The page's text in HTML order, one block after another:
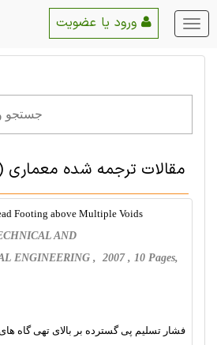
منو
اصلی
مقالات ترجمه شده معماری
Footing above Multiple Voids
AND
ENGINEERING , 2007 , 10 Pages,
فشار تسلیم پی گسترده بر بالای تهی گاه